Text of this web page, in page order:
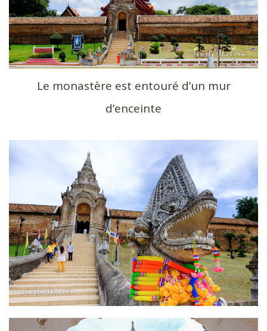
Le monastère est entouré d’un mur
d’enceinte